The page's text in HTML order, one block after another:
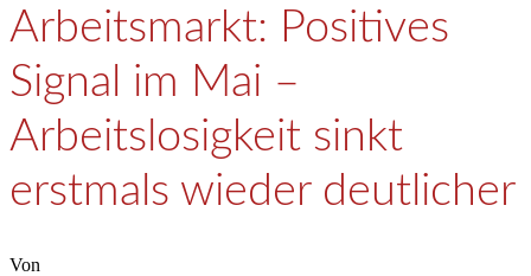
Arbeitsmarkt: Positives
Signal im Mai –
Arbeitslosigkeit sinkt
erstmals wieder deutlicher
Von